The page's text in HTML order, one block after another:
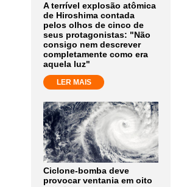
A terrível explosão atômica
de Hiroshima contada
pelos olhos de cinco de
seus protagonistas: "Não
consigo nem descrever
completamente como era
aquela luz"
LER MAIS
Ciclone-bomba deve
provocar ventania em oito